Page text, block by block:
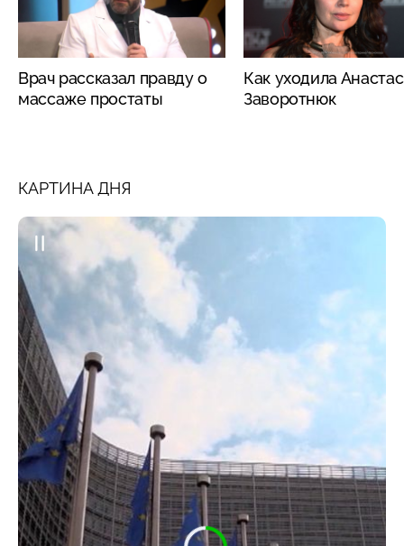
Врач рассказал правду о
массаже простаты
Как уходила
Заворотнюк
КАРТИНА ДНЯ